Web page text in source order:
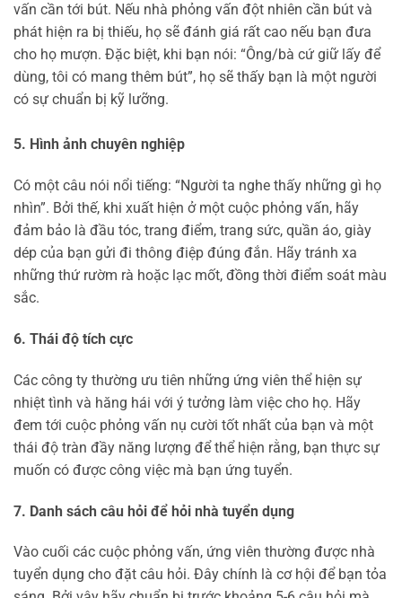
vấn cần tới bút. Nếu nhà phỏng vấn đột nhiên cần bút và
phát hiện ra bị thiếu, họ sẽ đánh giá rất cao nếu bạn đưa
cho họ mượn. Đặc biệt, khi bạn nói: “Ông/bà cứ giữ lấy để
dùng, tôi có mang thêm bút”, họ sẽ thấy bạn là một người
có sự chuẩn bị kỹ lưỡng.
5. Hình ảnh chuyên nghiệp
Có một câu nói nổi tiếng: “Người ta nghe thấy những gì họ
nhìn”. Bởi thế, khi xuất hiện ở một cuộc phỏng vấn, hãy
đảm bảo là đầu tóc, trang điểm, trang sức, quần áo, giày
dép của bạn gửi đi thông điệp đúng đắn. Hãy tránh xa
những thứ rườm rà hoặc lạc mốt, đồng thời điểm soát màu
sắc.
6. Thái độ tích cực
Các công ty thường ưu tiên những ứng viên thể hiện sự
nhiệt tình và hăng hái với ý tưởng làm việc cho họ. Hãy
đem tới cuộc phỏng vấn nụ cười tốt nhất của bạn và một
thái độ tràn đầy năng lượng để thể hiện rằng, bạn thực sự
muốn có được công việc mà bạn ứng tuyển.
7. Danh sách câu hỏi để hỏi nhà tuyển dụng
Vào cuối các cuộc phỏng vấn, ứng viên thường được nhà
tuyển dụng cho đặt câu hỏi. Đây chính là cơ hội để bạn tỏa